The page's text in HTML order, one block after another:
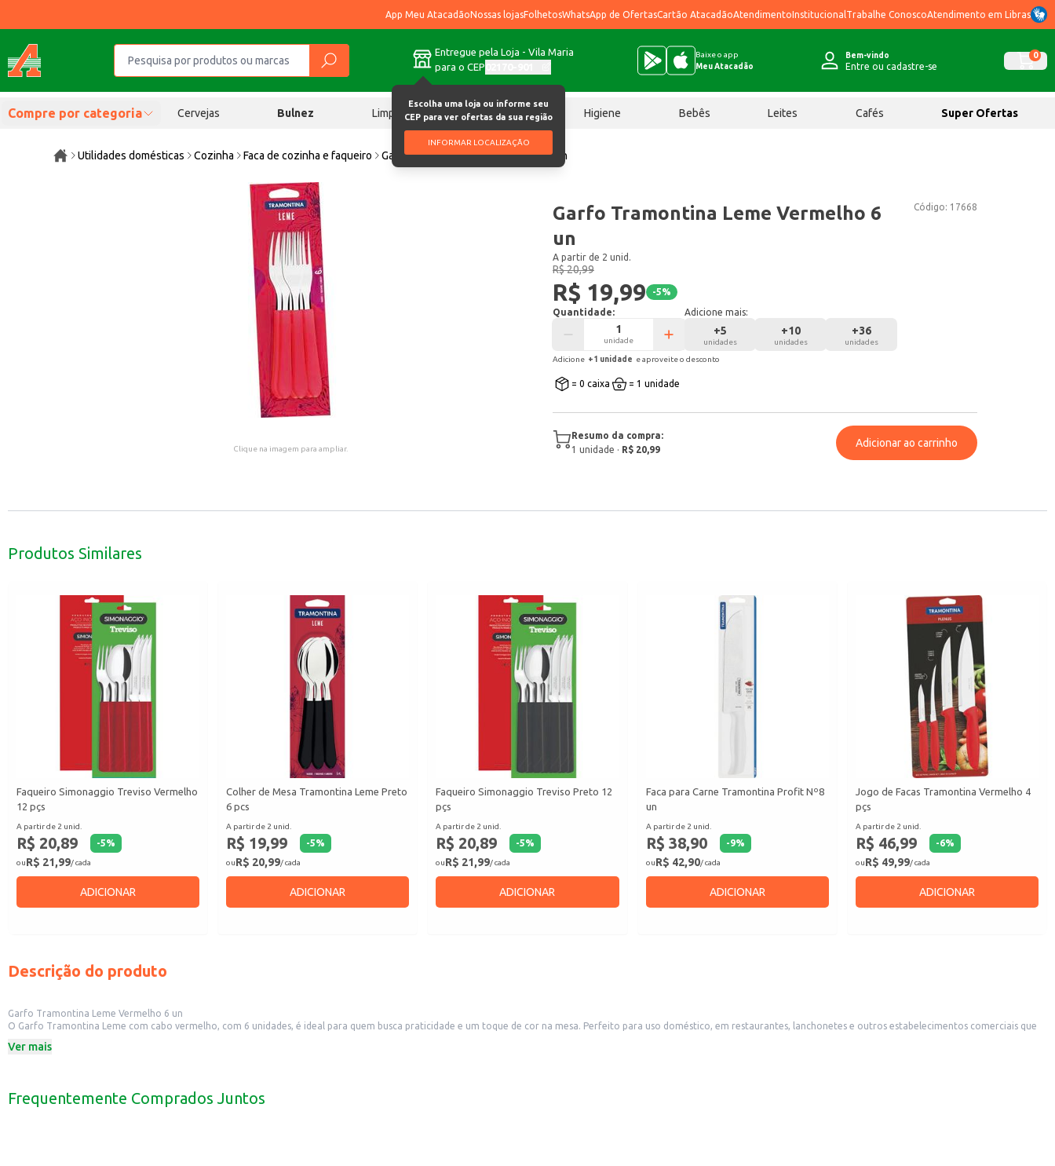
App Meu AtacadãoNossas lojasFolhetosWhatsApp de OfertasCartão AtacadãoAtendimentoInstitucional Trabalhe ConoscoAtendimento em Libras
Entregue pela Loja - Vila Maria
para o CEP
Escolha uma loja ou informe seu
CEP para ver ofertas da sua região
INFORMAR LOCALIZAÇÃO
Baixe o app
Meu Atacadão
Bem-vindo
Entre ou cadastre-se
0
Compre por categoria Cervejas Bulnez Limpeza Chocolates Higiene Bebês Leites Cafés Super Ofertas
Utilidades domésticas Cozinha Faca de cozinha e faqueiro Garfo Tramontina Leme Vermelho 6 un
Clique na imagem para ampliar.
Código: 17668
Garfo Tramontina Leme Vermelho 6
un
A partir de 2 unid.
R$ 20,99
R$ 19,99 -5%
Quantidade:
unidade
Adicione mais:
+5
unidades
+10
unidades
+36
unidades
Adicione +1 unidade e aproveite o desconto
= 0 caixa = 1 unidade
Resumo da compra:
1 unidade · R$ 20,99
Adicionar ao carrinho
Produtos Similares
Faqueiro Simonaggio Treviso Vermelho
12 pçs
A partir de 2 unid.
R$ 20,89 -5%
ouR$ 21,99/ cada
ADICIONAR
Colher de Mesa Tramontina Leme Preto
6 pcs
A partir de 2 unid.
R$ 19,99 -5%
ouR$ 20,99/ cada
ADICIONAR
Faqueiro Simonaggio Treviso Preto 12
pçs
A partir de 2 unid.
R$ 20,89 -5%
ouR$ 21,99/ cada
ADICIONAR
Faca para Carne Tramontina Profit Nº8
un
A partir de 2 unid.
R$ 38,90 -9%
ouR$ 42,90/ cada
ADICIONAR
Jogo de Facas Tramontina Vermelho 4
pçs
A partir de 2 unid.
R$ 46,99 -6%
ouR$ 49,99/ cada
ADICIONAR
Descrição do produto
Garfo Tramontina Leme Vermelho 6 un
O Garfo Tramontina Leme com cabo vermelho, com 6 unidades, é ideal para quem busca praticidade e um toque de cor na mesa. Perfeito para uso doméstico, em restaurantes, lanchonetes e outros estabelecimentos comerciais que
Dicas de Uso:
O Garfo Tramontina Leme Vermelho é uma escolha prática e eficiente para quem busca um produto de qualidade para o dia a dia, oferecendo durabilidade e um design que combina com diversos estilos de mesa.
Ver mais
Frequentemente Comprados Juntos